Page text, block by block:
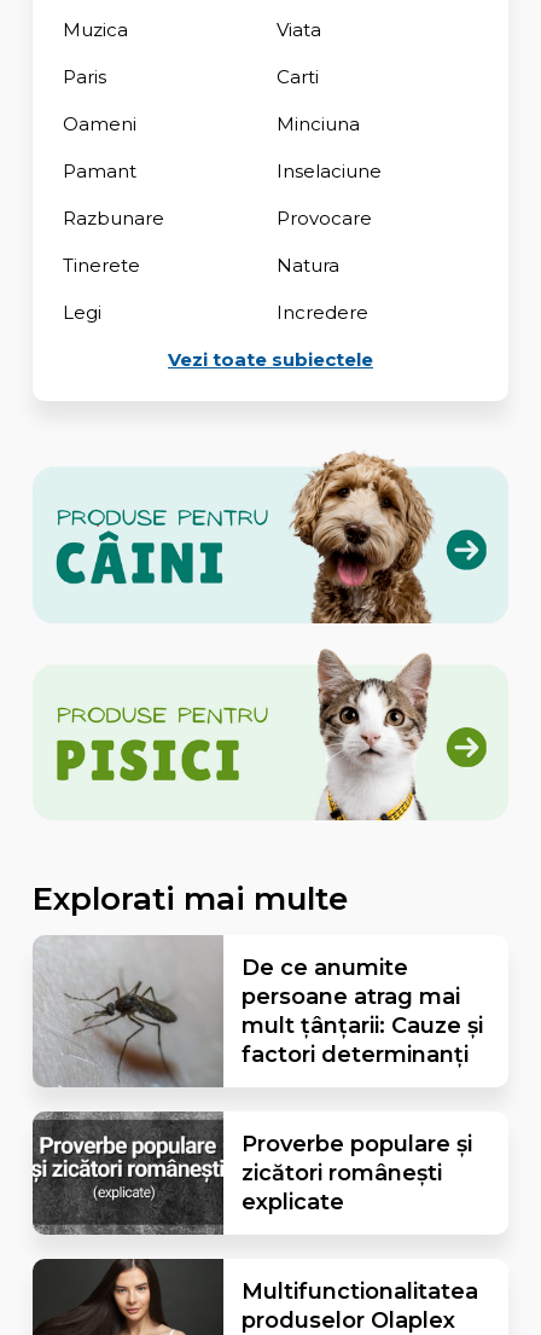
Muzica Viata
Paris Carti
Oameni Minciuna
Pamant Inselaciune
Razbunare Provocare
Tinerete Natura
Legi Incredere
Vezi toate subiectele
Explorati mai multe
De ce anumite
persoane atrag mai
mult țânțarii: Cauze și
factori determinanți
Proverbe populare și
zicători românești
explicate
Multifunctionalitatea
produselor Olaplex